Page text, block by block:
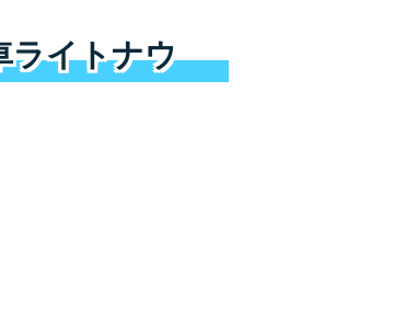
ライトナウ